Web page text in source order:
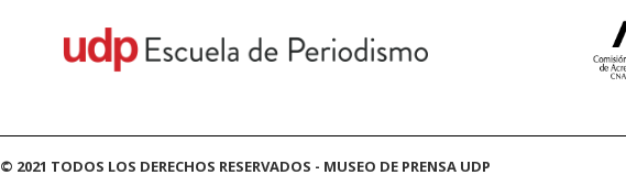
© 2021 TODOS LOS DERECHOS RESERVADOS - MUSEO DE PRENSA UDP